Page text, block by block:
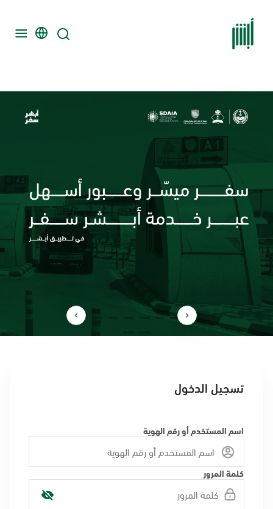
تسجيل الدخول
اسم المستخدم أو رقم الهوية
كلمة المرور